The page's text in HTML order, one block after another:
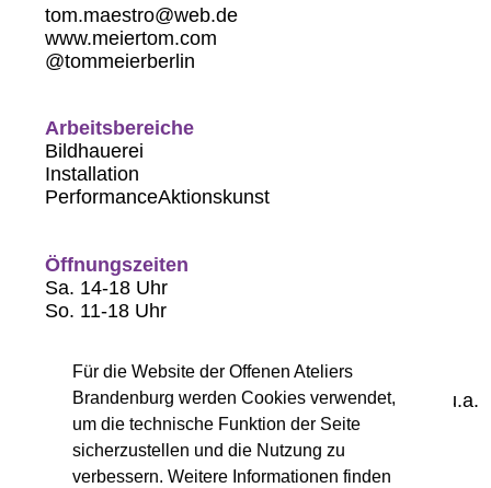
tom.maestro@web.de
www.meiertom.com
@tommeierberlin
Arbeitsbereiche
Bildhauerei
Installation
PerformanceAktionskunst
Öffnungszeiten
Sa. 14-18 Uhr
So. 11-18 Uhr
Programm
ganztägig kinetische und Video-Installationen u.a.
über den Bau des Ateliers
Bitte vorab anmelden unter:
Tom.Maestro@web.de!
Für die Website der Offenen Ateliers
Brandenburg werden Cookies verwendet,
um die technische Funktion der Seite
sicherzustellen und die Nutzung zu
verbessern. Weitere Informationen finden